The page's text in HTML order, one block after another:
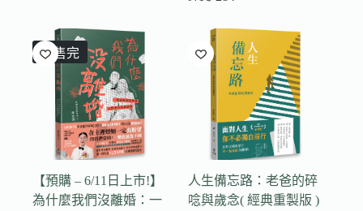
已售完
【預購 – 6/11日上市!】
為什麼我們沒離婚：一
人生備忘路：老爸的碎
唸與歲念( 經典重製版 )